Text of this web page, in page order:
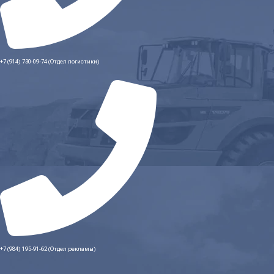
+7 (914) 730-09-74 (Отдел логистики)
+7 (984) 195-91-62 (Отдел рекламы)